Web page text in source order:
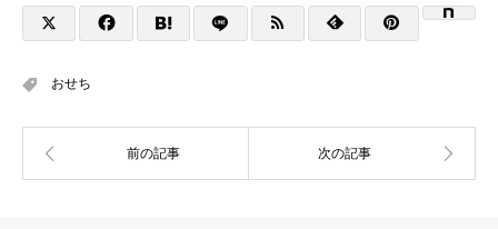
おせち